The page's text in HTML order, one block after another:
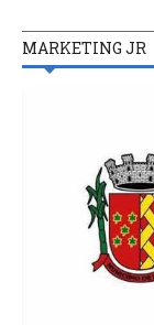
MARKETING JR